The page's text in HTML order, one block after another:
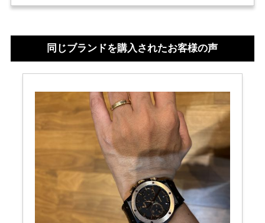
新品 未使用品
アンティーク品
SALE
複数条件で商品を絞り込む
同じブランドを購入されたお客様の声